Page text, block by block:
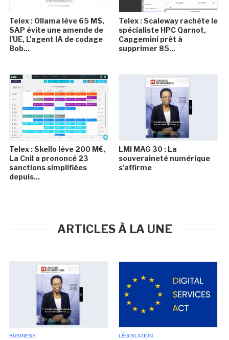
Telex : Ollama lève 65 M$,
SAP évite une amende de
l'UE, L'agent IA de codage
Bob...
Telex : Scaleway rachète le
spécialiste HPC Qarnot,
Capgemini prêt à
supprimer 85...
Telex : Skello lève 200 M€,
La Cnil a prononcé 23
sanctions simplifiées
depuis...
LMI MAG 30 : La
souveraineté numérique
s'affirme
ARTICLES À LA UNE
BUSINESS LÉGISLATION